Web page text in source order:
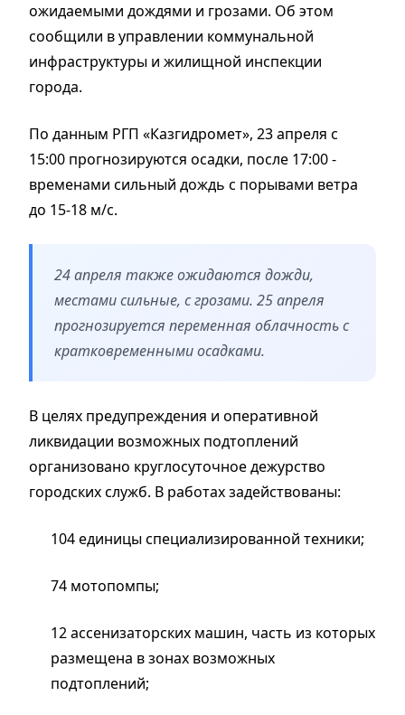
ожидаемыми дождями и грозами. Об этом
сообщили в управлении коммунальной
инфраструктуры и жилищной инспекции
города.
По данным РГП «Казгидромет», 23 апреля с
15:00 прогнозируются осадки, после 17:00 -
временами сильный дождь с порывами ветра
до 15-18 м/с.
24 апреля также ожидаются дожди,
местами сильные, с грозами. 25 апреля
прогнозируется переменная облачность с
кратковременными осадками.
В целях предупреждения и оперативной
ликвидации возможных подтоплений
организовано круглосуточное дежурство
городских служб. В работах задействованы:
104 единицы специализированной техники;
74 мотопомпы;
12 ассенизаторских машин, часть из которых
размещена в зонах возможных
подтоплений;